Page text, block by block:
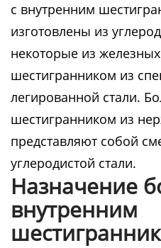
с внутренним
изготовлены из
некоторые из
шестигранником из
легированной стали.
шестигранником из
представляют собой
углеродистой стали.
Назначение
внутренним